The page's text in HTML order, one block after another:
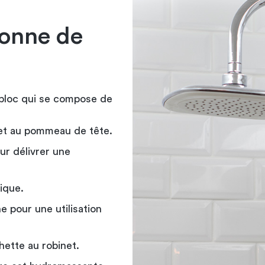
de
qui se compose de
au pommeau de tête.
délivrer une
pour une utilisation
au robinet.